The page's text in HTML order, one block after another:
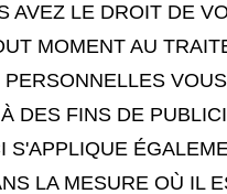
AVEZ LE DROIT DE
MOMENT AU
VOUS
DES FINS DE
S'APPLIQUE
LA MESURE OÙ IL